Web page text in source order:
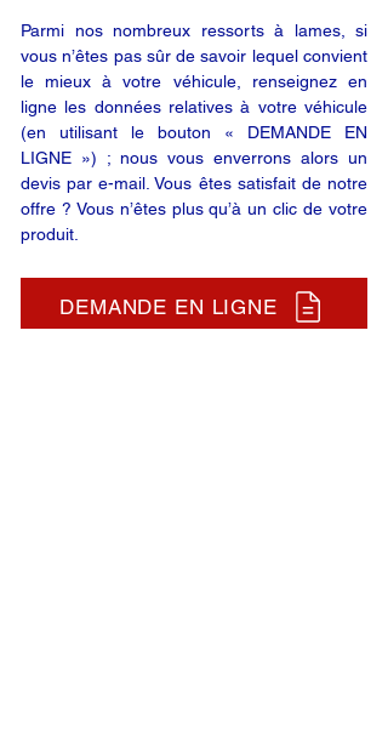
Parmi nos nombreux ressorts à lames, si
vous n’êtes pas sûr de savoir lequel convient
le mieux à votre véhicule, renseignez en
ligne les données relatives à votre véhicule
(en utilisant le bouton « DEMANDE EN
LIGNE ») ; nous vous enverrons alors un
devis par e-mail. Vous êtes satisfait de notre
offre ? Vous n’êtes plus qu’à un clic de votre
produit.
DEMANDE EN LIGNE